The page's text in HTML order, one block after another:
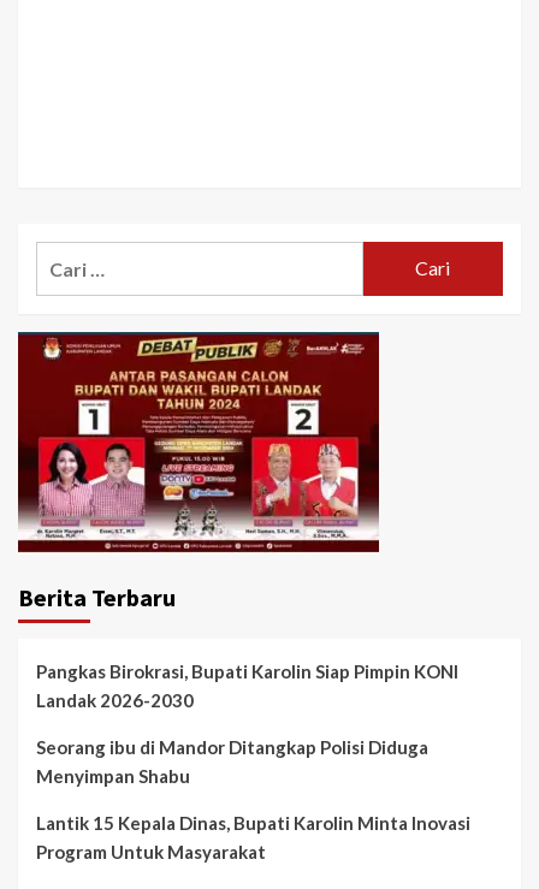
Berita Terbaru
Pangkas Birokrasi, Bupati Karolin Siap Pimpin KONI
Landak 2026-2030
Seorang ibu di Mandor Ditangkap Polisi Diduga
Menyimpan Shabu
Lantik 15 Kepala Dinas, Bupati Karolin Minta Inovasi
Program Untuk Masyarakat